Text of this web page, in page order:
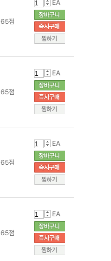
65점
EA
65점
EA
65점
EA
65점
EA